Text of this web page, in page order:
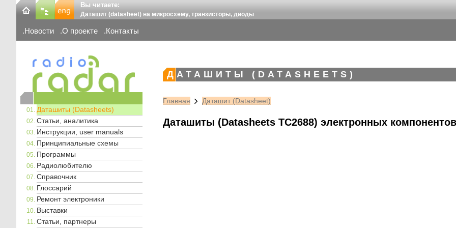
Вы читаете:
Даташит (datasheet) на микросхему, транзисторы, диоды
Новости О проекте Контакты
Даташиты (Datasheets)
Статьи, аналитика
Инструкции, user manuals
Принципиальные схемы
Программы
Радиолюбителю
Справочник
Глоссарий
Ремонт электроники
Выставки
Статьи, партнеры
ДАТАШИТЫ (DATASHEETS)
Главная Даташит (Datasheet)
Даташиты (Datasheets TC2688) электронных компонентов